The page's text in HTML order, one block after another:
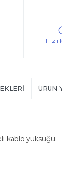
ÜRÜN
kablo yüksüğü.